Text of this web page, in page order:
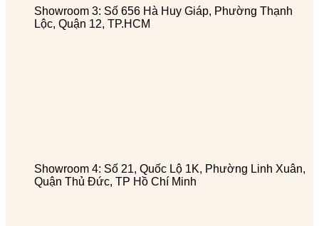
Showroom 3: Số 656 Hà Huy Giáp, Phường Thạnh
Lộc, Quận 12, TP.HCM
Showroom 4: Số 21, Quốc Lộ 1K, Phường Linh Xuân,
Quận Thủ Đức, TP Hồ Chí Minh